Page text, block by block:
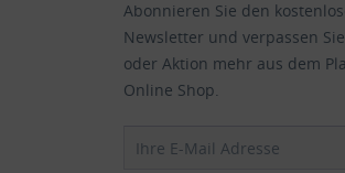
Abonnieren Sie den
Newsletter und verpassen
oder Aktion mehr aus dem
Online Shop.